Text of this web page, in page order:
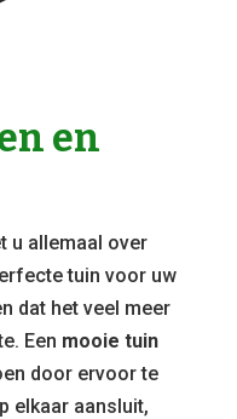
en
u allemaal over
tuin voor uw
dat het veel meer
Een mooie tuin
door ervoor te
elkaar aansluit,